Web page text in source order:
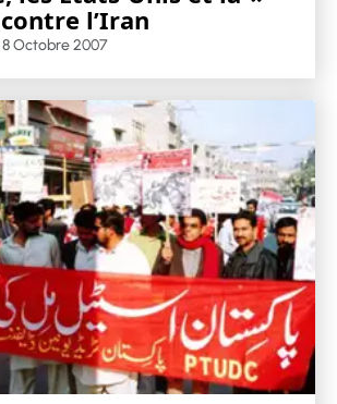
l’Iran
8 Octobre 2007